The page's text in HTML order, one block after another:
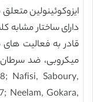
ایزوکوئینولین
دارای ساختار
قادر به فعالیت های
Nafisi, Saboury,
Neelam, Gokara,